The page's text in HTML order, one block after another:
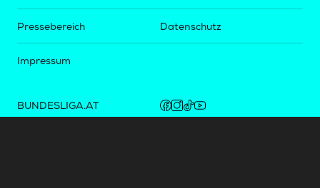
Pressebereich
Impressum
Datenschutz
BUNDESLIGA.AT